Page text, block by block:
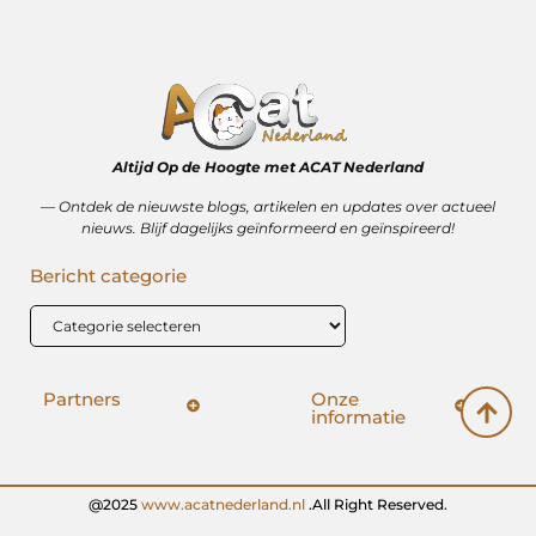
Altijd Op de Hoogte met ACAT Nederland
–– Ontdek de nieuwste blogs, artikelen en updates over actueel
nieuws. Blijf dagelijks geïnformeerd en geïnspireerd!
Bericht categorie
Partners Onze
informatie
@2025 www.acatnederland.nl .All Right Reserved.